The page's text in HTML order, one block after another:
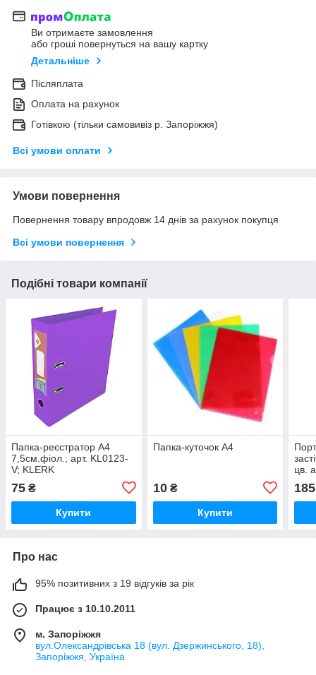
Ви отримаєте замовлення
або гроші повернуться на вашу картку
Детальніше
Післяплата
Оплата на рахунок
Готівкою (тільки самовивіз р. Запоріжжя)
Всі умови оплати
Умови повернення
Повернення товару впродовж 14 днів за рахунок покупця
Всі умови повернення
Подібні товари компанії
Папка-реєстратор А4
7,5см.фіол.; арт. KL0123-
V; KLERK
75 ₴
Купити
Папка-куточок А4
10₴
Купити
цв.
185
Про нас
95% позитивних з 19 відгуків за рік
Працює з 10.10.2011
м. Запоріжжя
вул.Олександрівська 18 (вул. Дзержинського, 18),
Запоріжжя, Україна